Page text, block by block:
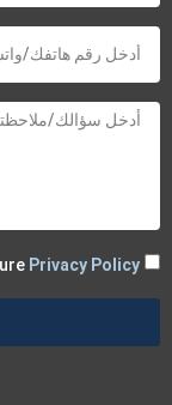
Privacy Policy